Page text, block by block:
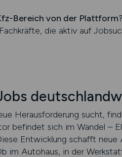
Bereich von der
die aktiv auf
Herausforderung sucht,
befindet sich im Wandel –
Entwicklung schafft
im Autohaus, in der